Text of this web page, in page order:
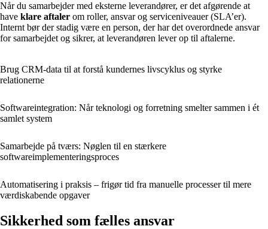
Når du samarbejder med eksterne leverandører, er det afgørende at
have klare aftaler om roller, ansvar og serviceniveauer (SLA’er).
Internt bør der stadig være en person, der har det overordnede ansvar
for samarbejdet og sikrer, at leverandøren lever op til aftalerne.
Brug CRM-data til at forstå kundernes livscyklus og styrke
relationerne
Softwareintegration: Når teknologi og forretning smelter sammen i ét
samlet system
Samarbejde på tværs: Nøglen til en stærkere
softwareimplementeringsproces
Automatisering i praksis – frigør tid fra manuelle processer til mere
værdiskabende opgaver
Sikkerhed som fælles ansvar